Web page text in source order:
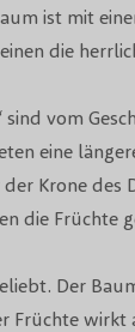
ist mit
die
sind vom
eine
Krone des
die Früchte
Der
Früchte